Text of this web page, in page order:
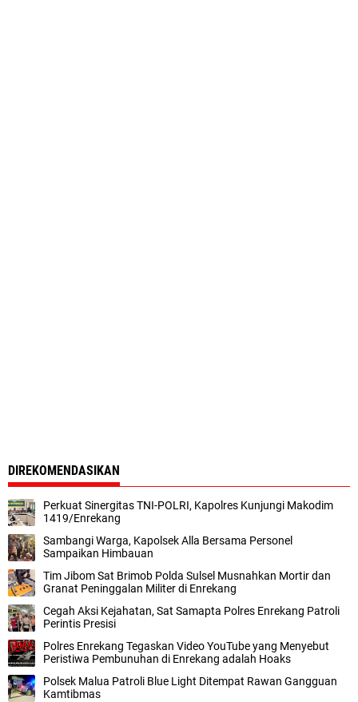
DIREKOMENDASIKAN
Perkuat Sinergitas TNI-POLRI, Kapolres Kunjungi Makodim
1419/Enrekang
Sambangi Warga, Kapolsek Alla Bersama Personel
Sampaikan Himbauan
Tim Jibom Sat Brimob Polda Sulsel Musnahkan Mortir dan
Granat Peninggalan Militer di Enrekang
Cegah Aksi Kejahatan, Sat Samapta Polres Enrekang Patroli
Perintis Presisi
Polres Enrekang Tegaskan Video YouTube yang Menyebut
Peristiwa Pembunuhan di Enrekang adalah Hoaks
Polsek Malua Patroli Blue Light Ditempat Rawan Gangguan
Kamtibmas